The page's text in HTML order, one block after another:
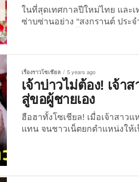
ไสยศาสตร์โดยเฉพาะ...
ในที่สุดเทศกาลปีใหม่ไทย และ
ซ่าบซ่านอย่าง “สงกรานต์ ประจ
ต่างจังหวัดกันอยู่แน่ ๆ หรือบาง
จะได้อัปรูปลงโซเชียลทำตัวเป็น
วันนี้ The Joi เลยจะพาเพื่อน
สงกรานต์ภาษาอังกฤษ พร้อมค
แคปชั่นฟีลซัมเมอร์ เที่ยวทะเล
ที่เพื่อน...
เรื่องราวโซเชียล 5 years ago
เจ้าบ่าวไม่ต้อง! เจ้า
สู่ขอผู้ชายเอง
ฮือฮาทั้งโซเชียล! เมื่อเจ้าสาว
แทน จนชาวเน็ตยกตำแหน่งให้เ
ขณะเจ้าสาวกำลังยืนนำหน้าข